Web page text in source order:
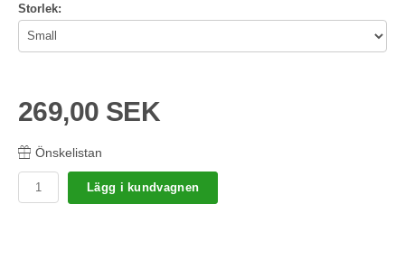
Storlek:
269,00 SEK
Önskelistan
Lägg i kundvagnen